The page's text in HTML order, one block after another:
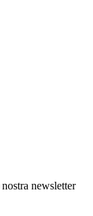
newsletter